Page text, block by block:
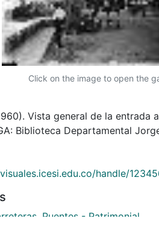
Click on the image to open the
Vista general de la entrada
Biblioteca Departamental
handle/
Puentes - Patrimonial